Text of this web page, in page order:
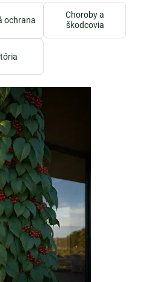
ochrana
Choroby a
škodcovia